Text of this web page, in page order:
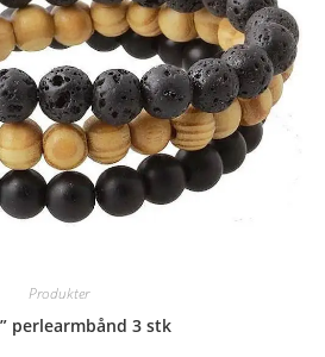
Produkter
perlearmbånd 3 stk